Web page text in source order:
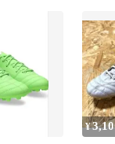
¥